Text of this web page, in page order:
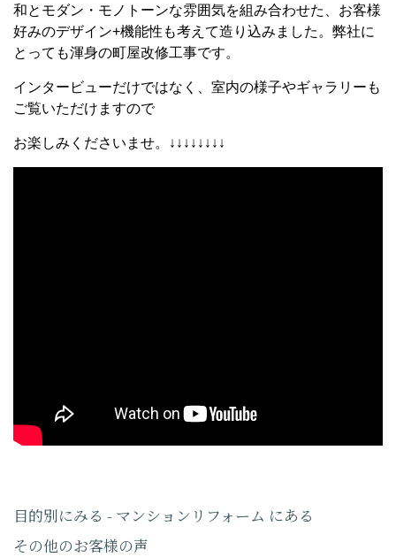
和とモダン・モノトーンな雰囲気を組み合わせた、お客様
好みのデザイン+機能性も考えて造り込みました。弊社に
とっても渾身の町屋改修工事です。
インタービューだけではなく、室内の様子やギャラリーも
ご覧いただけますので
お楽しみくださいませ。↓↓↓↓↓↓↓↓
目的別にみる - マンションリフォーム にある
その他のお客様の声